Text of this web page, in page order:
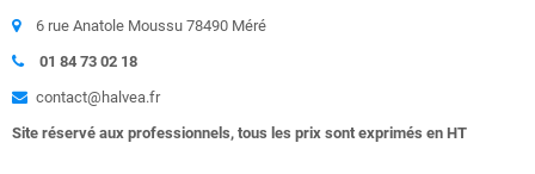
6 rue Anatole Moussu 78490 Méré
01 84 73 02 18
contact@halvea.fr
Site réservé aux professionnels, tous les prix sont exprimés en HT